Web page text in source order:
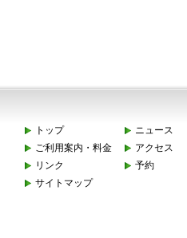
トップ
ニュース
ご利用案内・料金
アクセス
リンク
予約
サイトマップ